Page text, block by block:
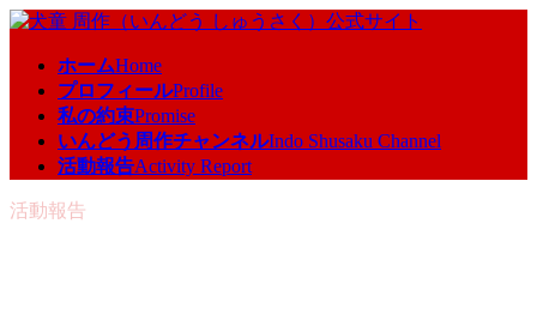
コ
ッ
ナ
移
ホームHome
プロフィールProfile
私の約束Promise
いんどう周作チャンネルIndo Shusaku Channel
活動報告Activity Report
活動報告